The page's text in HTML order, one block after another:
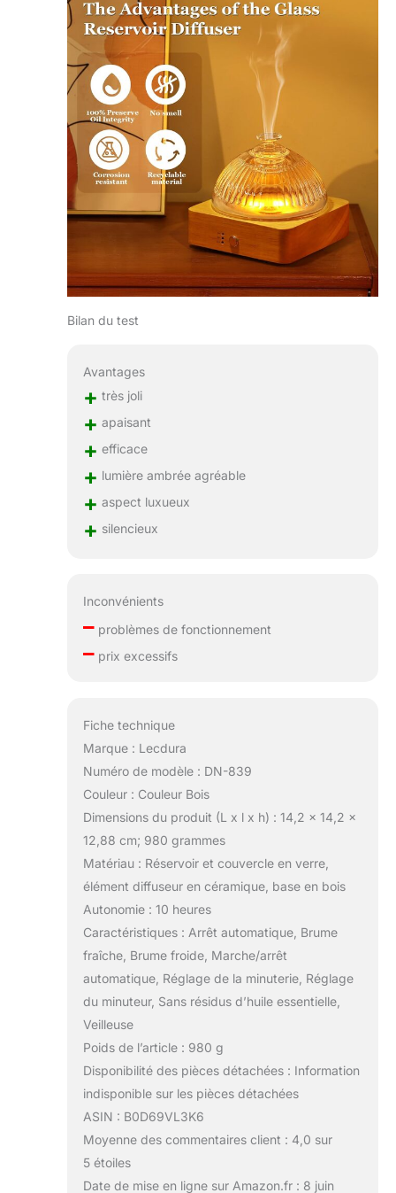
Bilan du test
Avantages
+ très joli
+ apaisant
+ efficace
+ lumière ambrée agréable
+ aspect luxueux
+ silencieux
Inconvénients
–problèmes de fonctionnement
–prix excessifs
Fiche technique
Marque : Lecdura
Numéro de modèle : DN-839
Couleur : Couleur Bois
Dimensions du produit (L x l x h) : 14,2 x 14,2 x
12,88 cm; 980 grammes
Matériau : Réservoir et couvercle en verre,
élément diffuseur en céramique, base en bois
Autonomie : 10 heures
Caractéristiques : Arrêt automatique, Brume
fraîche, Brume froide, Marche/arrêt
automatique, Réglage de la minuterie, Réglage
du minuteur, Sans résidus d’huile essentielle,
Veilleuse
Poids de l’article : 980 g
Disponibilité des pièces détachées : Information
indisponible sur les pièces détachées
ASIN : B0D69VL3K6
Moyenne des commentaires client : 4,0 sur
5 étoiles
Date de mise en ligne sur Amazon.fr : 8 juin